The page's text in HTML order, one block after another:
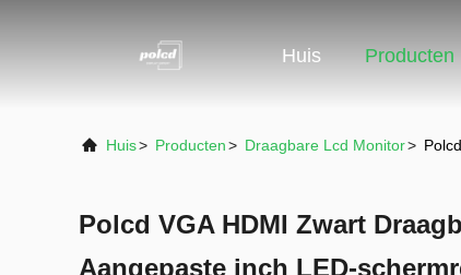
Huis Producten
Huis> Producten> Draagbare Lcd Monitor>
Polcd VGA HDMI Zwart
Aangepaste inch LED-